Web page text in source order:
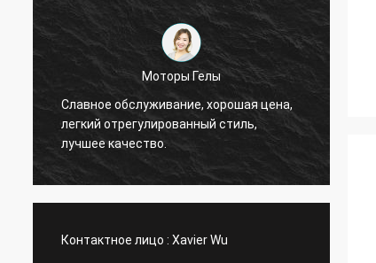
Тхинх-Вьетнам
Хи, Джонсон, пожалуйста аранжирует
12000 метров 2808 постной трубки,
цвета цвета слоновой кости.
Контактное лицо : Xavier Wu